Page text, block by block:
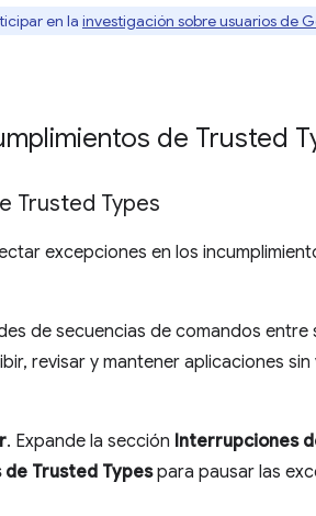
en la investigación sobre usuarios de
de Trusted
Trusted Types
excepciones en los
de secuencias de comandos entre
revisar y mantener aplicaciones
. Expande la sección Interrupciones
Trusted Typespara pausar las